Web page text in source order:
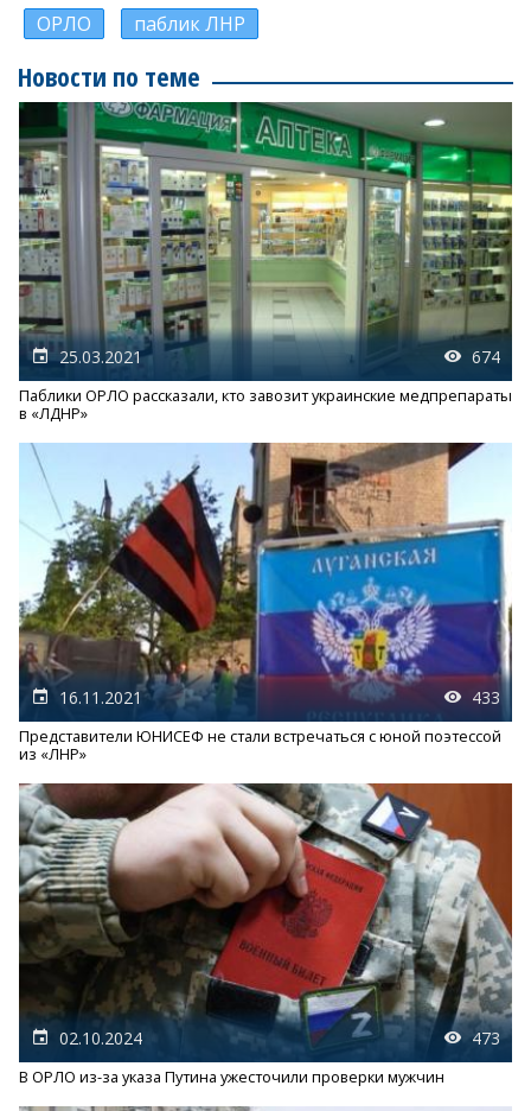
ОРЛО
паблик ЛНР
Новости по теме
25.03.2021 674
Паблики ОРЛО рассказали, кто завозит украинские медпрепараты
в «ЛДНР»
16.11.2021 433
Представители ЮНИСЕФ не стали встречаться с юной поэтессой
из «ЛНР»
02.10.2024 473
В ОРЛО из-за указа Путина ужесточили проверки мужчин